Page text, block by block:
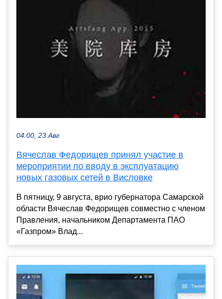
04:00, 23 Авг
Вячеслав Федорищев принял участие в
мероприятии по вводу в эксплуатацию
новых газовых сетей в Висловке
В пятницу, 9 августа, врио губернатора Самарской
области Вячеслав Федорищев совместно с членом
Правления, начальником Департамента ПАО
«Газпром» Влад...